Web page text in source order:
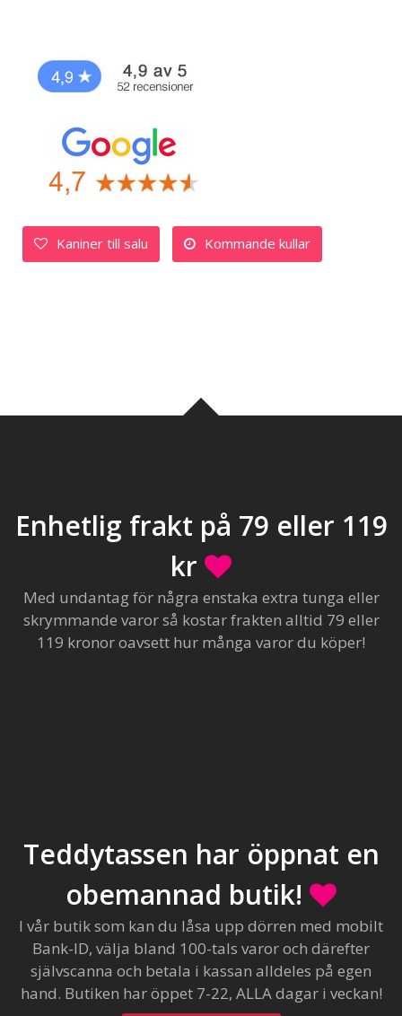
Kaniner till salu Kommande kullar
Enhetlig frakt på 79 eller 119
kr
Med undantag för några enstaka extra tunga eller
skrymmande varor så kostar frakten alltid 79 eller
119 kronor oavsett hur många varor du köper!
Teddytassen har öppnat en
obemannad butik!
I vår butik som kan du låsa upp dörren med mobilt
Bank-ID, välja bland 100-tals varor och därefter
självscanna och betala i kassan alldeles på egen
hand. Butiken har öppet 7-22, ALLA dagar i veckan!